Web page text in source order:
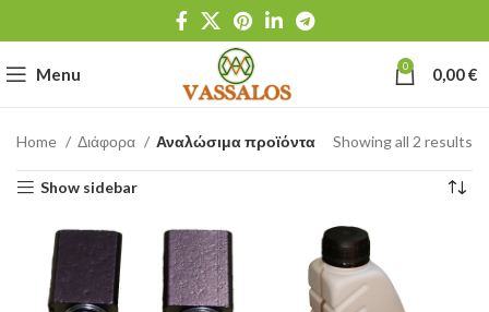
Menu 0 0,00€
Home Διάφορα Αναλώσιμα προϊόντα Showing all 2 results
Show sidebar